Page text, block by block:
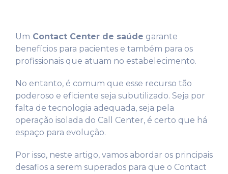
Um Contact Center de saúde garante
benefícios para pacientes e também para os
profissionais que atuam no estabelecimento.
No entanto, é comum que esse recurso tão
poderoso e eficiente seja subutilizado. Seja por
falta de tecnologia adequada, seja pela
operação isolada do Call Center, é certo que há
espaço para evolução.
Por isso, neste artigo, vamos abordar os principais
desafios a serem superados para que o Contact